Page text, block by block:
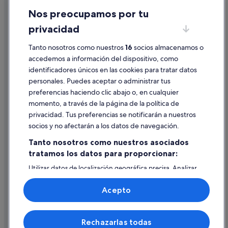
Condiciones de uso
Información legal/contacto
Pautas sobre el contenido y cómo denunciar contenido
Ayuda
Cancelar un vuelo
Cancelar una reserva de hotel o de un alquiler vacacional
Utilizar un cupón de Expedia
Documentos para viajes internacionales
© 2026 Expedia, Inc., una empresa de Expedia Group. Todos los
derechos reservados. Expedia y el logotipo de Expedia son marcas
Nos preocupamos por tu
privacidad
Tanto nosotros como nuestros16 socios almacenamos o
accedemos a información del dispositivo, como
identificadores únicos en las cookies para tratar datos
personales. Puedes aceptar o administrar tus
preferencias haciendo clic abajo o, en cualquier
momento, a través de la página de la política de
privacidad. Tus preferencias se notificarán a nuestros
socios y no afectarán a los datos de navegación.
Tanto nosotros como nuestros asociados
tratamos los datos para proporcionar:
Utilizar datos de localización geográfica precisa. Analizar
activamente las características del dispositivo para su
identificación. Almacenar la información en un dispositivo
y/o acceder a ella. Publicidad y contenido personalizados,
medición de publicidad y contenido, investigación de
audiencia y desarrollo de servicios.
Lista de asociados (proveedores)
Rechazarlas todas
Acepto